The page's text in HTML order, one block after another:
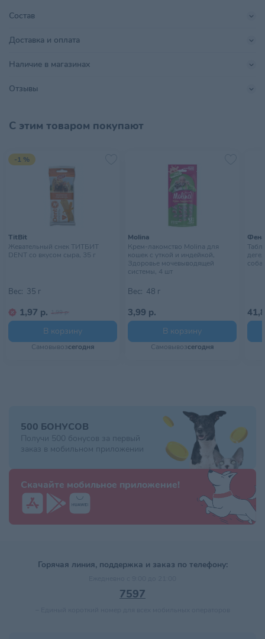
Поставщик
Производитель
Страна происхождения
Тип питомца
Условия хранения
месте, недоступном для детей
Состав
Доставка и оплата
Наличие в магазинах
Отзывы
С этим товаром покупают
-1 %
TitBit
Жевательный снек ТИТБИТ
DENT со вкусом сыра, 35 г
Вес: 35 г
1,97 р. 1,99 р.
В корзину
Самовывозсегодня
Molina
Крем-лакомство Molina для
кошек с уткой и индейкой,
Здоровье мочевыводящей
системы, 4 шт
Вес: 48 г
3,99 р.
В корзину
Самовывозсегодня
500 БОНУСОВ
Получи 500 бонусов за первый
заказ в мобильном приложении
Скачайте мобильное приложение!
Горячая линия, поддержка и заказ по телефону:
7597